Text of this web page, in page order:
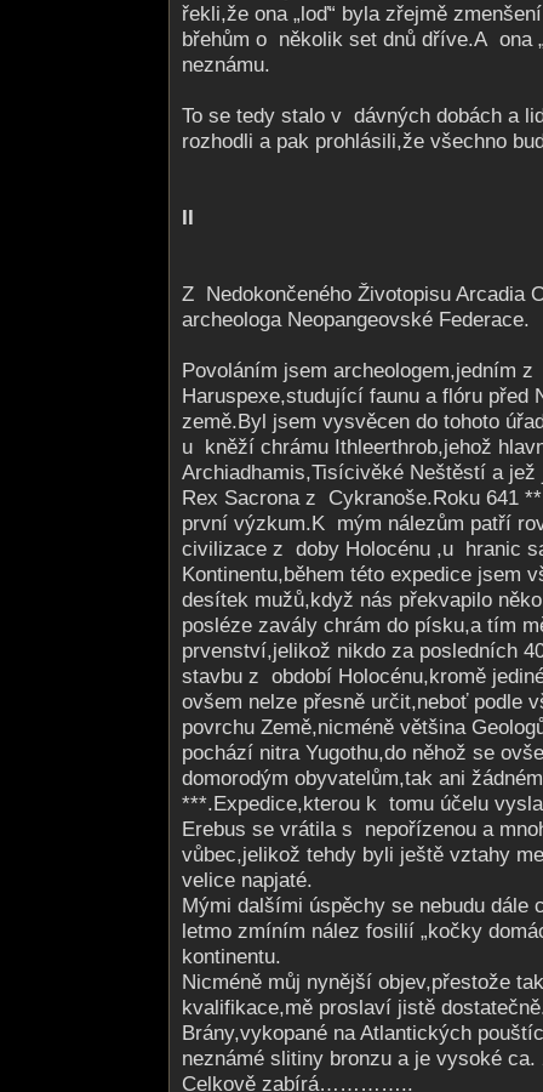
řekli,že ona „loď“ byla zřejmě
břehům o několik set dnů dříve.A ona
neznámu.
To se tedy stalo v dávných dobách a
rozhodli a pak prohlásili,že všechno
II
Z Nedokončeného Životopisu Arcadia
archeologa Neopangeovské Federace.
Povoláním jsem archeologem,jedním
Haruspexe,studující faunu a flóru před
země.Byl jsem vysvěcen do tohoto
u kněží chrámu Ithleerthrob,jehož
Archiadhamis,Ti­sícivěké Neštěstí a jež
Rex Sacrona z Cykranoše.Roku 641
první výzkum.K mým nálezům patří
civilizace z doby Holocénu ,u hranic
Kontinentu,během této expedice jsem
desítek mužů,když nás překvapilo
posléze zavály chrám do písku,a tím
prvenství,jelikož nikdo za posledních
stavbu z období Holocénu,kromě
ovšem nelze přesně určit,neboť podle
povrchu Země,nicméně většina
pochází nitra Yugothu,do něhož se
domorodým obyvatelům,tak ani
***.Expedice,kterou k tomu účelu
Erebus se vrátila s nepořízenou a
vůbec,jelikož tehdy byli ještě vztahy
velice napjaté.
Mými dalšími úspěchy se nebudu dále
letmo zmíním nález fosilií „kočky
kontinentu.
Nicméně můj nynější objev,přestože
kvalifikace,mě proslaví jistě
Brány,vykopané na Atlantických
neznámé slitiny bronzu a je vysoké
Celkově zabírá…………..